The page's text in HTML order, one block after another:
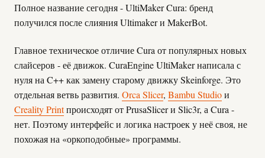
Полное название сегодня - UltiMaker Cura: бренд
получился после слияния Ultimaker и MakerBot.
Главное техническое отличие Cura от популярных новых
слайсеров - её движок. CuraEngine UltiMaker написала с
нуля на C++ как замену старому движку Skeinforge. Это
отдельная ветвь развития. Orca Slicer, Bambu Studioи
Creality Printпроисходят от PrusaSlicer и Slic3r, а Cura -
нет. Поэтому интерфейс и логика настроек у неё своя, не
похожая на «оркоподобные» программы.